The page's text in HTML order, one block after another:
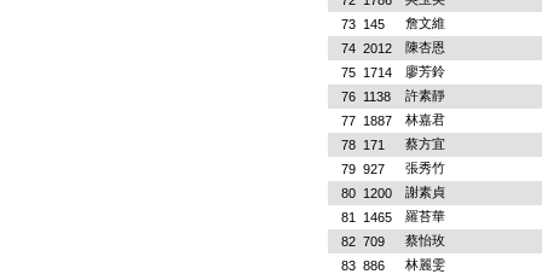
73 145
詹文維
74 2012
陳杏恩
75 1714
廖芳鈴
76 1138
許素靜
77 1887
林嘉君
78 171
蔡方宜
79 927
張秀竹
80 1200
謝素貞
81
1465
羅苔華
82 709
蔡怡玫
83 886
林麗雯